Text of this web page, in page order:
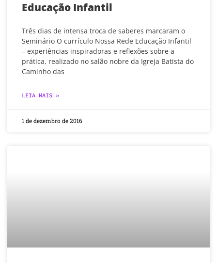
Educação Infantil
Três dias de intensa troca de saberes marcaram o
Seminário O currículo Nossa Rede Educação Infantil
– experiências inspiradoras e reflexões sobre a
prática, realizado no salão nobre da Igreja Batista do
Caminho das
LEIA MAIS »
1 de dezembro de 2016